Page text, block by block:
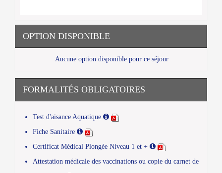
OPTION DISPONIBLE
Aucune option disponible pour ce séjour
FORMALITÉS OBLIGATOIRES
Test d'aisance Aquatique
Fiche Sanitaire
Certificat Médical Plongée Niveau 1 et +
Attestation médicale des vaccinations ou copie du carnet de